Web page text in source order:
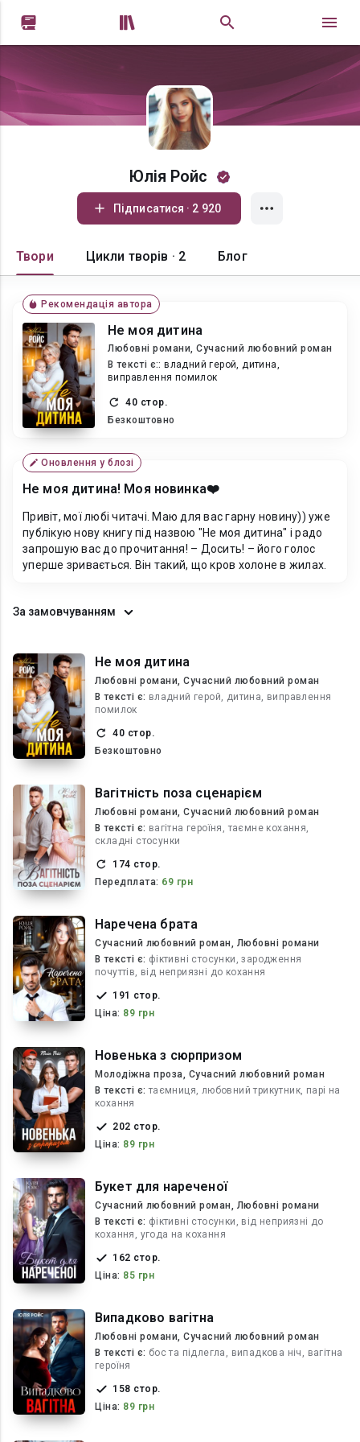
 
Юлія Ройс
Підписатися · 2 920
Твори Цикли творів · 2 Блог
Рекомендація автора
Не моя дитина
Любовні романи, Сучасний любовний роман
В текcті є:: владний герой, дитина,
виправлення помилок
40 стор.
Безкоштовно
Оновлення у блозі
Не моя дитина! Моя новинка❤️
Привіт, мої любі читачі. Маю для вас гарну новину)) уже
публікую нову книгу під назвою "Не моя дитина" і радо
запрошую вас до прочитання! – Досить! – його голос
уперше зривається. Він такий, що кров холоне в жилах.
За замовчуванням
Не моя дитина
Любовні романи, Сучасний любовний роман
В текcті є: владний герой, дитина, виправлення
помилок
40 стор.
Безкоштовно
Вагітність поза сценарієм
Любовні романи, Сучасний любовний роман
В текcті є: вагітна героїня, таємне кохання,
складні стосунки
174 стор.
Передплата: 69 грн
Наречена брата
Сучасний любовний роман, Любовні романи
В текcті є: фіктивні стосунки, зародження
почуттів, від неприязні до кохання
191 стор.
Ціна: 89 грн
Новенька з сюрпризом
Молодіжна проза, Сучасний любовний роман
В текcті є:таємниця, любовний трикутник, парі на
кохання
202 стор.
Ціна: 89 грн
Букет для нареченої
Сучасний любовний роман, Любовні романи
В текcті є: фіктивні стосунки, від неприязні до
кохання, угода на кохання
162 стор.
Ціна: 85 грн
Випадково вагітна
Любовні романи, Сучасний любовний роман
В текcті є: бос та підлегла, випадкова ніч, вагітна
героїня
158 стор.
Ціна: 89 грн